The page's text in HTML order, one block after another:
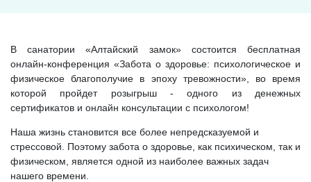
В санатории «Алтайский замок» состоится бесплатная
онлайн-конференция «Забота о здоровье: психологическое и
физическое благополучие в эпоху тревожности», во время
которой пройдет розыгрыш - одного из денежных
сертификатов и онлайн консультации с психологом!
Наша жизнь становится все более непредсказуемой и
стрессовой. Поэтому забота о здоровье, как психическом, так и
физическом, является одной из наиболее важных задач
нашего времени.